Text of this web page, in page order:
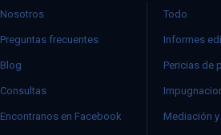
Nosotros
Preguntas frecuentes
Blog
Consultas
Encontranos en Facebook
Todo
Informes
Pericias de
Mediación